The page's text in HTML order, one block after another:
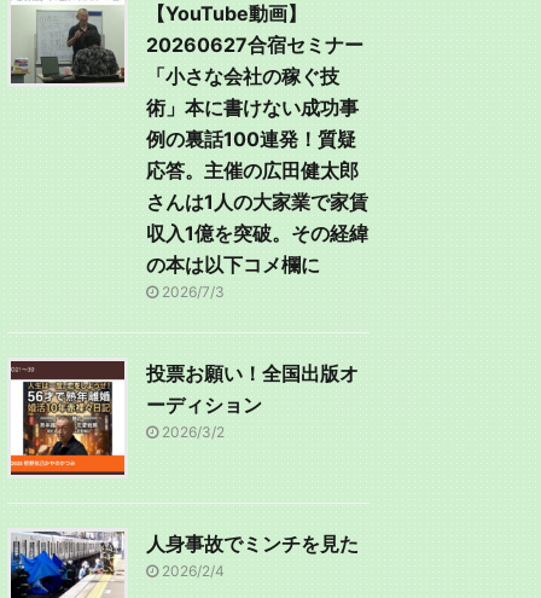
【YouTube動画】
20260627合宿セミナー
「小さな会社の稼ぐ技
術」本に書けない成功事
例の裏話100連発！質疑
応答。主催の広田健太郎
さんは1人の大家業で家賃
収入1億を突破。その経緯
の本は以下コメ欄に
2026/7/3
投票お願い！全国出版オ
ーディション
2026/3/2
人身事故でミンチを見た
2026/2/4